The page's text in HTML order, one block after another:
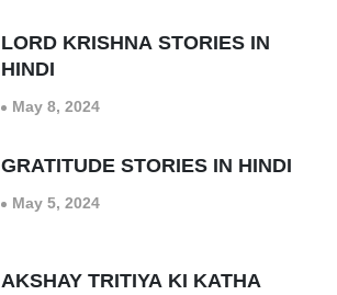
LORD KRISHNA STORIES IN
HINDI
May 8, 2024
GRATITUDE STORIES IN HINDI
May 5, 2024
AKSHAY TRITIYA KI KATHA